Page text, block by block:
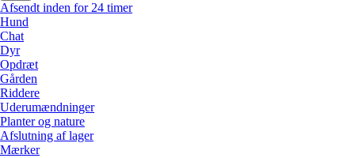
Afsendt inden for 24 timer
Hund
Chat
Dyr
Opdræt
Gården
Riddere
Uderumændninger
Planter og nature
Afslutning af lager
Mærker